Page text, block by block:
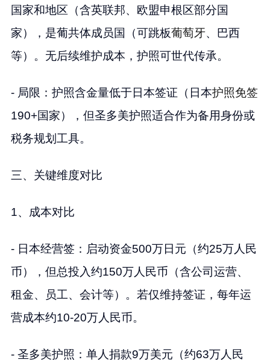
国家和地区（含英联邦、欧盟申根区部分国
家），是葡共体成员国（可跳板葡萄牙、巴西
等）。无后续维护成本，护照可世代传承。
- 局限：护照含金量低于日本签证（日本护照免签
190+国家），但圣多美护照适合作为备用身份或
税务规划工具。
三、关键维度对比
1、成本对比
- 日本经营签：启动资金500万日元（约25万人民
币），但总投入约150万人民币（含公司运营、
租金、员工、会计等）。若仅维持签证，每年运
营成本约10-20万人民币。
- 圣多美护照：单人捐款9万美元（约63万人民